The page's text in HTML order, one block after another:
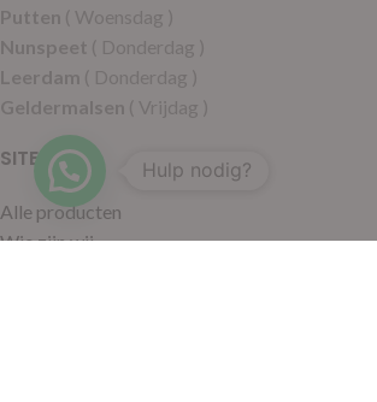
Putten ( Woensdag )
Nunspeet ( Donderdag )
Leerdam ( Donderdag )
Geldermalsen ( Vrijdag )
SITEMAP
Alle producten
Wie zijn wij
Hulp nodig?